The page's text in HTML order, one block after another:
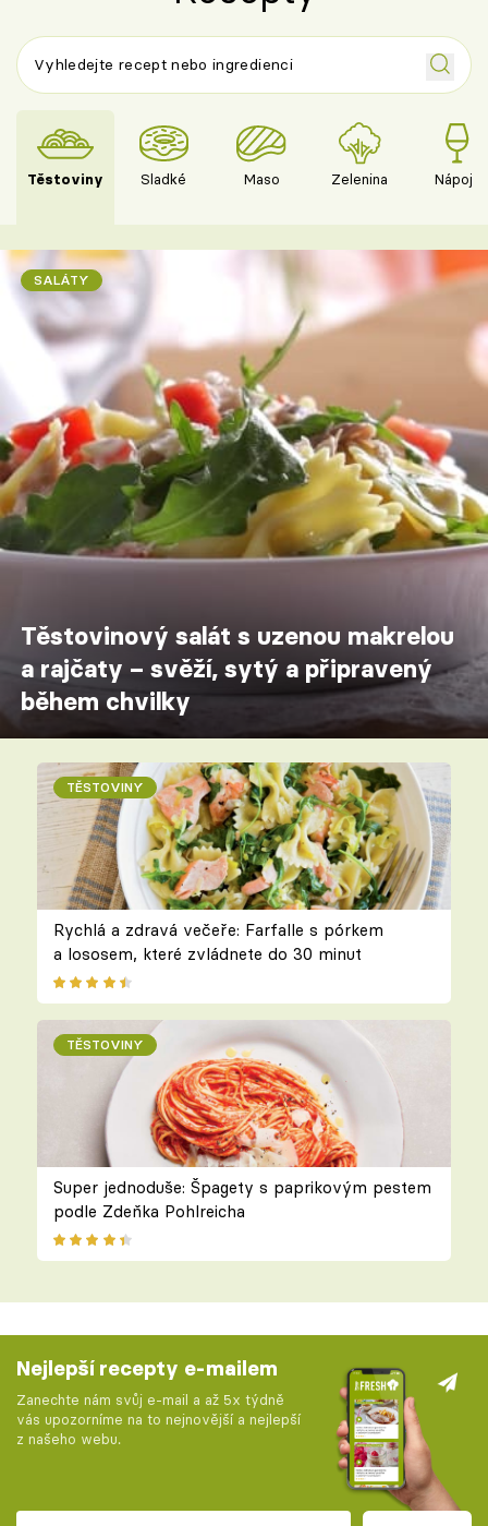
Těstoviny Sladké Maso Zelenina Nápoje
SALÁTY
Těstovinový salát s uzenou makrelou
a rajčaty – svěží, sytý a připravený
během chvilky
TĚSTOVINY
Rychlá a zdravá večeře: Farfalle s pórkem
a lososem, které zvládnete do 30 minut
TĚSTOVINY
Super jednoduše: Špagety s paprikovým pestem
podle Zdeňka Pohlreicha
Nejlepší recepty e-mailem
Zanechte nám svůj e-mail a až 5x týdně
vás upozorníme na to nejnovější a nejlepší
z našeho webu.